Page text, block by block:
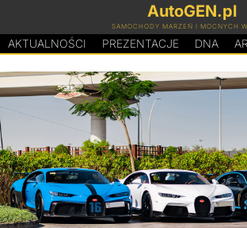
AutoGEN.pl
SAMOCHODY MARZEŃ I MOCNYCH
AKTUALNOŚCI PREZENTACJE DNA